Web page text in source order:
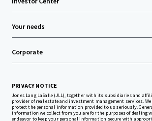
Your needs
Corporate
PRIVACY NOTICE
Jones Lang LaSalle (JLL), together with its subsidiaries and
provider of real estate and investment management services.
protect the personal information provided to us seriously.
information we collect from you are for the purposes of dealing
endeavor to keep your personal information secure with